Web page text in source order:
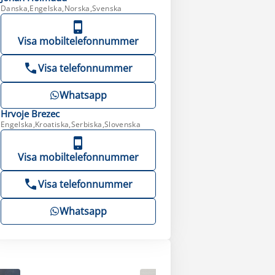
Danska,Engelska,Norska,Svenska
Visa mobiltelefonnummer
Visa telefonnummer
Whatsapp
Hrvoje Brezec
Engelska,Kroatiska,Serbiska,Slovenska
Visa mobiltelefonnummer
Visa telefonnummer
Whatsapp